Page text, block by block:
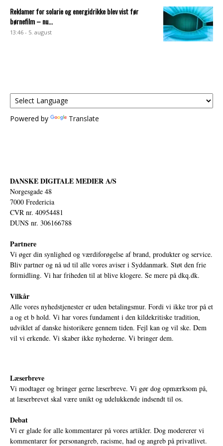
Reklamer for solarie og energidrikke blev vist før
børnefilm – nu...
13:46 - 5. august
Powered by Translate
DANSKE DIGITALE MEDIER A/S
Norgesgade 48
7000 Fredericia
CVR nr. 40954481
DUNS nr. 306166788
Partnere
Vi øger din synlighed og værdiforøgelse af brand, produkter og service.
Bliv partner og nå ud til alle vores aviser i Syddanmark. Støt den frie
formidling. Vi har friheden til at blive klogere. Se mere på dkq.dk.
Vilkår
Alle vores nyhedstjenester er uden betalingsmur. Fordi vi ikke tror på et
a og et b hold. Vi har vores fundament i den kildekritiske tradition,
udviklet af danske historikere gennem tiden. Fejl kan og vil ske. Dem
vil vi erkende. Vi skaber ikke nyhederne. Vi bringer dem.
Læserbreve
Vi modtager og bringer gerne læserbreve. Vi gør dog opmærksom på,
at læserbrevet skal være unikt og udelukkende indsendt til os.
Debat
Vi er glade for alle kommentarer på vores artikler. Dog modererer vi
kommentarer for personangreb, racisme, had og angreb på privatlivet.